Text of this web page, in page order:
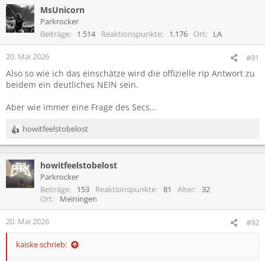
MsUnicorn
Parkrocker
Beiträge
1.514 Reaktionspunkte 1.176 Ort LA
20. Mai 2026 #91
Also so wie ich das einschätze wird die offizielle rip Antwort zu
beidem ein deutliches NEIN sein.
Aber wie immer eine Frage des Secs…
R
e
k
t
i
n
e
howitfeelstobelost
howitfeelstobelost
Parkrocker
Beiträge
153 Reaktionspunkte 81 Alter
32
Ort
Meiningen
20. Mai 2026 #92
kaiske schrieb: